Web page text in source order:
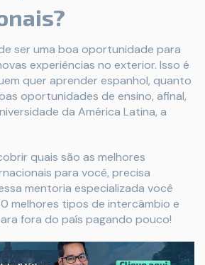
ser uma boa oportunidade para
experiências no exterior. Isso é
quer aprender espanhol, quanto
oportunidades de ensino, afinal,
da América Latina, a
quais são as melhores
para você, precisa
mentoria especializada você
melhores tipos de intercâmbio e
fora do país pagando pouco!